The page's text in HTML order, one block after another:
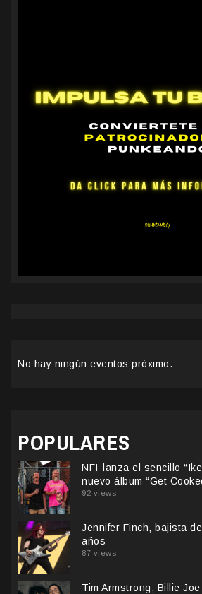
No hay ningún eventos próximo.
POPULARES
NFÏ lanza el sencillo
nuevo álbum “Get
92 views
Jennifer Finch, bajista
años
87 views
Tim Armstrong, Billie